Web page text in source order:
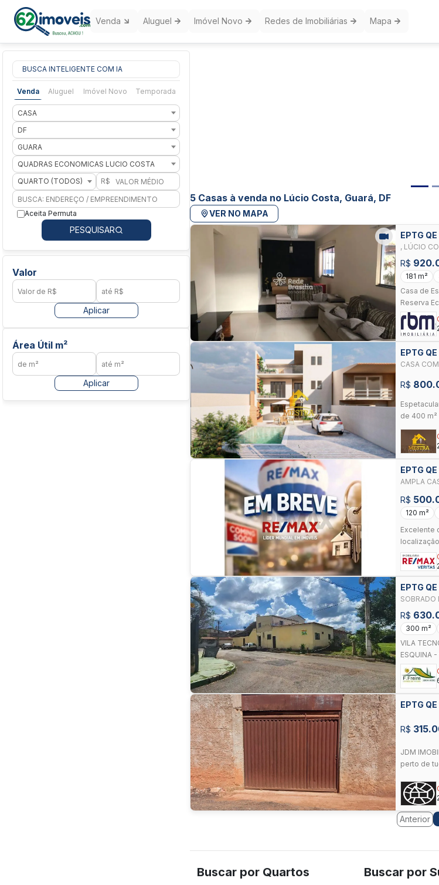
Venda Aluguel Imóvel Novo Redes de Imobiliárias Mapa
BUSCA INTELIGENTE COM IA
Venda Aluguel Imóvel Novo Temporada
CASA
DF
GUARA
QUADRAS ECONOMICAS LUCIO COSTA
QUARTO (TODOS)
R$
Aceita Permuta
PESQUISAR
Valor
Aplicar
Área Útil m²
Aplicar
5 Casas à venda no Lúcio Costa, Guará, DF
VER NO MAPA
EPTG
GUARA
, LÚCIO
R$
181 m²
Casa de
Reserva
EPTG
CASA
R$
de 400
EPTG
GUARA
AMPLA
R$
120 m²
Excelente
EPTG
R$
300 m²
VILA
ESQUINA
EPTG
R$
JDM
perto de
Anterior
Buscar por Quartos Buscar por